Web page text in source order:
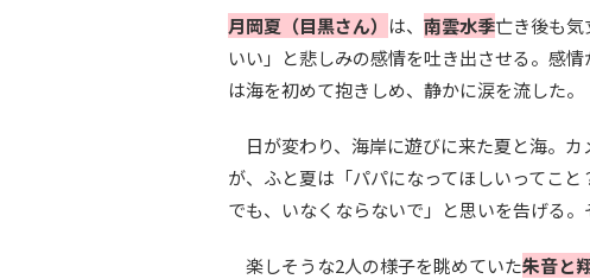
月岡夏（目黒さん） は、 南雲水季亡き後も
いい」と悲しみの感情を吐き出させる。感
は海を初めて抱きしめ、静かに涙を流した。
日が変わり、海岸に遊びに来た夏と海。
が、ふと夏は「パパになってほしいってこ
でも、いなくならないで」と思いを告げる
楽しそうな2人の様子を眺めていた朱音と